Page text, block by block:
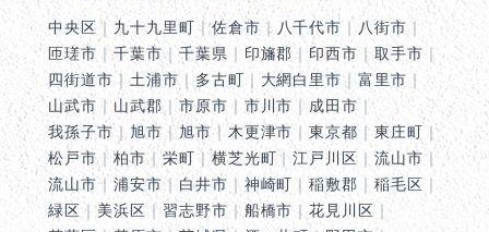
中央区 ｜ 九十九里町 ｜佐倉市｜ 八千代市 ｜八街市 ｜
匝瑳市 ｜千葉市｜千葉県 ｜ 印旛郡 ｜ 印西市 ｜取手市 ｜
四街道市 ｜土浦市｜ 多古町 ｜ 大網白里市｜富里市 ｜
山武市 ｜ 山武郡｜市原市 ｜ 市川市 ｜ 成田市｜
我孫子市｜ 旭市｜ 旭市｜ 木更津市 ｜東京都 ｜東庄町 ｜
松戸市 ｜ 柏市｜栄町｜横芝光町 ｜江戸川区 ｜流山市｜
流山市｜ 浦安市｜ 白井市 ｜ 神崎町 ｜稲敷郡 ｜稲毛区 ｜
緑区 ｜美浜区 ｜習志野市 ｜船橋市 ｜花見川区 ｜